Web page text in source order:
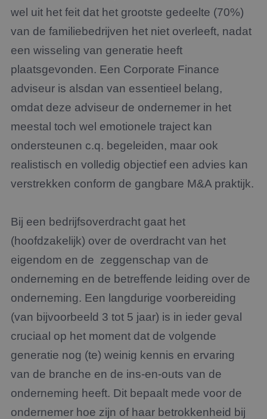
wel uit het feit dat het grootste gedeelte (70%)
van de familiebedrijven het niet overleeft, nadat
een wisseling van generatie heeft
plaatsgevonden. Een Corporate Finance
adviseur is alsdan van essentieel belang,
omdat deze adviseur de ondernemer in het
meestal toch wel emotionele traject kan
ondersteunen c.q. begeleiden, maar ook
realistisch en volledig objectief een advies kan
verstrekken conform de gangbare M&A praktijk.
Bij een bedrijfsoverdracht gaat het
(hoofdzakelijk) over de overdracht van het
eigendom en de zeggenschap van de
onderneming en de betreffende leiding over de
onderneming. Een langdurige voorbereiding
(van bijvoorbeeld 3 tot 5 jaar) is in ieder geval
cruciaal op het moment dat de volgende
generatie nog (te) weinig kennis en ervaring
van de branche en de ins-en-outs van de
onderneming heeft. Dit bepaalt mede voor de
ondernemer hoe zijn of haar betrokkenheid bij